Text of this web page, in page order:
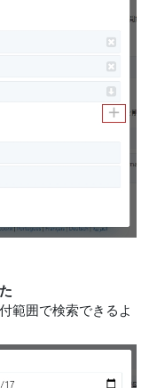
範囲で検索できるよ